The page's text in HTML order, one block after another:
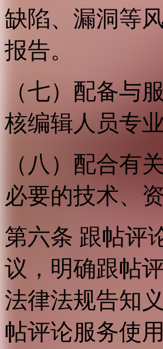
缺陷、漏洞等
报告。
（七）配备与
核编辑人员专业
（八）配合有
必要的技术、
第六条 跟帖评
议，明确跟帖
法律法规告知
帖评论服务使